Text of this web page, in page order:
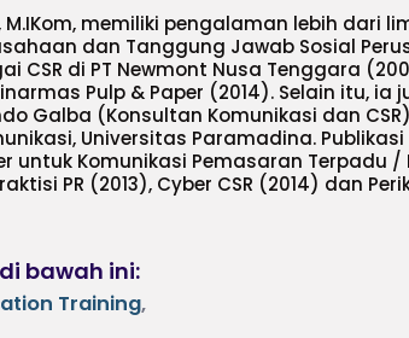
M.IKom, memiliki pengalaman lebih dari
dan Tanggung Jawab Sosial
CSR di PT Newmont Nusa Tenggara
Pulp & Paper (2014). Selain itu, ia
Galba (Konsultan Komunikasi dan
Universitas Paramadina.
untuk Komunikasi Pemasaran Terpadu /
PR (2013), Cyber ​​CSR (2014) dan
bawah ini:
Training,